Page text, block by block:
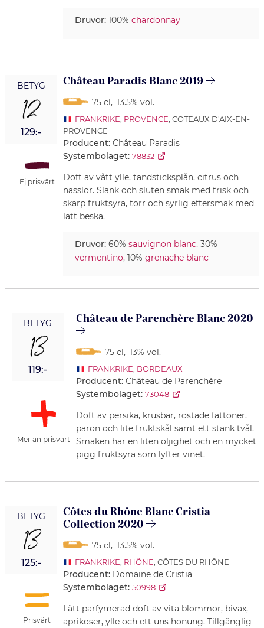
Druvor:100% chardonnay
BETYG
12
129:-
Ej prisvärt
Château Paradis Blanc 2019
75 cl, 13.5% vol.
FRANKRIKE PROVENCE , COTEAUX D'AIX-EN-
PROVENCE
Producent: Château Paradis
Systembolaget: 78832
Doft av vått ylle, tändsticksplån, citrus och
nässlor. Slank och sluten smak med frisk och
skarp fruktsyra, torr och syrlig eftersmak med
lätt beska.
Druvor:60% sauvignon blanc, 30%
vermentino, 10% grenache blanc
BETYG
13
119:-
Mer än prisvärt
Château de Parenchère Blanc 2020
75 cl, 13% vol.
FRANKRIKE BORDEAUX
Producent: Château de Parenchère
Systembolaget: 73048
Doft av persika, krusbär, rostade fattoner,
päron och lite fruktskål samt ett stänk tvål.
Smaken har en liten oljighet och en mycket
pigg fruktsyra som lyfter vinet.
BETYG
13
125:-
Prisvärt
Côtes du Rhône Blanc Cristia
Collection 2020
75 cl, 13.5% vol.
FRANKRIKE RHÔNE , CÔTES DU RHÔNE
Producent: Domaine de Cristia
Systembolaget: 50998
Lätt parfymerad doft av vita blommor, bivax,
aprikoser, ylle och ett uns honung. Tillgänglig